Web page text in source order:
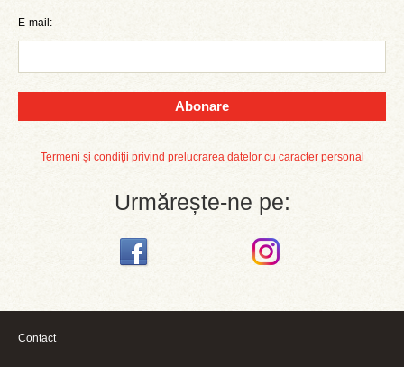
E-mail:
Abonare
Termeni și condiții privind prelucrarea datelor cu caracter personal
Urmărește-ne pe:
Contact